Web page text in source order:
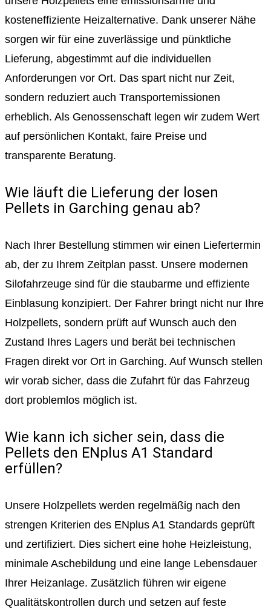
kosteneffiziente Heizalternative. Dank unserer Nähe
sorgen wir für eine zuverlässige und pünktliche
Lieferung, abgestimmt auf die individuellen
Anforderungen vor Ort. Das spart nicht nur Zeit,
sondern reduziert auch Transportemissionen
erheblich. Als Genossenschaft legen wir zudem Wert
auf persönlichen Kontakt, faire Preise und
transparente Beratung.
Wie läuft die Lieferung der losen
Pellets in Garching genau ab?
Nach Ihrer Bestellung stimmen wir einen Liefertermin
ab, der zu Ihrem Zeitplan passt. Unsere modernen
Silofahrzeuge sind für die staubarme und effiziente
Einblasung konzipiert. Der Fahrer bringt nicht nur Ihre
Holzpellets, sondern prüft auf Wunsch auch den
Zustand Ihres Lagers und berät bei technischen
Fragen direkt vor Ort in Garching. Auf Wunsch stellen
wir vorab sicher, dass die Zufahrt für das Fahrzeug
dort problemlos möglich ist.
Wie kann ich sicher sein, dass die
Pellets den ENplus A1 Standard
erfüllen?
Unsere Holzpellets werden regelmäßig nach den
strengen Kriterien des ENplus A1 Standards geprüft
und zertifiziert. Dies sichert eine hohe Heizleistung,
minimale Aschebildung und eine lange Lebensdauer
Ihrer Heizanlage. Zusätzlich führen wir eigene
Qualitätskontrollen durch und setzen auf feste